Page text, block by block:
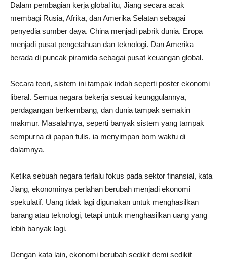
Dalam pembagian kerja global itu, Jiang secara acak
membagi Rusia, Afrika, dan Amerika Selatan sebagai
penyedia sumber daya. China menjadi pabrik dunia. Eropa
menjadi pusat pengetahuan dan teknologi. Dan Amerika
berada di puncak piramida sebagai pusat keuangan global.
Secara teori, sistem ini tampak indah seperti poster ekonomi
liberal. Semua negara bekerja sesuai keunggulannya,
perdagangan berkembang, dan dunia tampak semakin
makmur. Masalahnya, seperti banyak sistem yang tampak
sempurna di papan tulis, ia menyimpan bom waktu di
dalamnya.
Ketika sebuah negara terlalu fokus pada sektor finansial, kata
Jiang, ekonominya perlahan berubah menjadi ekonomi
spekulatif. Uang tidak lagi digunakan untuk menghasilkan
barang atau teknologi, tetapi untuk menghasilkan uang yang
lebih banyak lagi.
Dengan kata lain, ekonomi berubah sedikit demi sedikit